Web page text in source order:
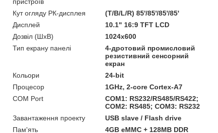
Кут огляду РК-дисплея
(T/B/L/R) 85'/85'/85'/85'
Дисплей
10.1" 16:9 TFT LCD
Дозвіл (ШхВ)
1024x600
Тип екрану панелі
4-дротовий промисловий
резистивний сенсорний
екран
Кольори
24-bit
Процесор
1GHz, 2-core Cortex-A7
COM Port
COM1: RS232/RS485/RS422;
COM2: RS485; COM3: RS232
Завантаження проекту
USB slave / Flash drive
Пам'ять
4GB eMMC + 128MB DDR